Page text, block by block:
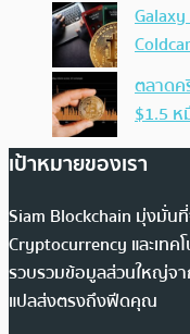
ตลาดค
$1.5
เป้าหมายของเรา
Siam Blockchain มุ่งมั่น
Cryptocurrency และเทค
รวบรวมข้อมูลส่วนใหญ่จา
แปลส่งตรงถึงฟีดคุณ